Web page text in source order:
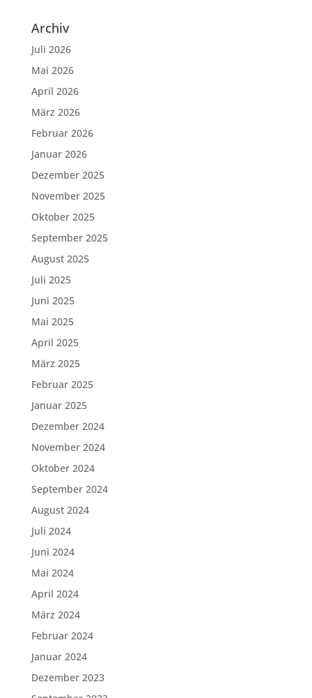
Archiv
Juli 2026
Mai 2026
April 2026
März 2026
Februar 2026
Januar 2026
Dezember 2025
November 2025
Oktober 2025
September 2025
August 2025
Juli 2025
Juni 2025
Mai 2025
April 2025
März 2025
Februar 2025
Januar 2025
Dezember 2024
November 2024
Oktober 2024
September 2024
August 2024
Juli 2024
Juni 2024
Mai 2024
April 2024
März 2024
Februar 2024
Januar 2024
Dezember 2023